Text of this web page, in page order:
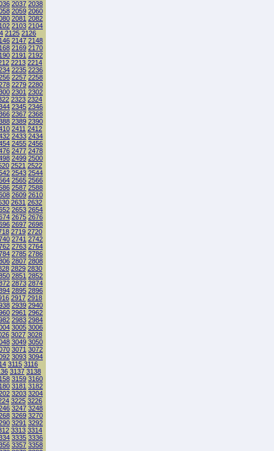
2037 2038
2059 2060
2081 2082
2103 2104
2125 2126
2147 2148
2169 2170
2191 2192
2213 2214
2235 2236
2257 2258
2279 2280
2301 2302
2323 2324
2345 2346
2367 2368
2389 2390
2411 2412
2433 2434
2455 2456
2477 2478
2499 2500
2521 2522
2543 2544
2565 2566
2587 2588
2609 2610
2631 2632
2653 2654
2675 2676
2697 2698
2719 2720
2741 2742
2763 2764
2785 2786
2807 2808
2829 2830
2851 2852
2873 2874
2895 2896
2917 2918
2939 2940
2961 2962
2983 2984
3005 3006
3027 3028
3049 3050
3071 3072
3093 3094
3115 3116
3137 3138
3159 3160
3181 3182
3203 3204
3225 3226
3247 3248
3269 3270
3291 3292
3313 3314
3335 3336
3357 3358